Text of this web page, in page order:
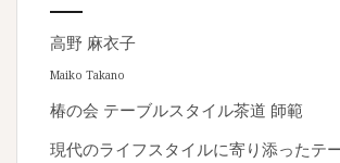
高野 麻衣子
Maiko Takano
椿の会 テーブルスタイル茶道 師範
現代のライフスタイルに寄り添ったテ